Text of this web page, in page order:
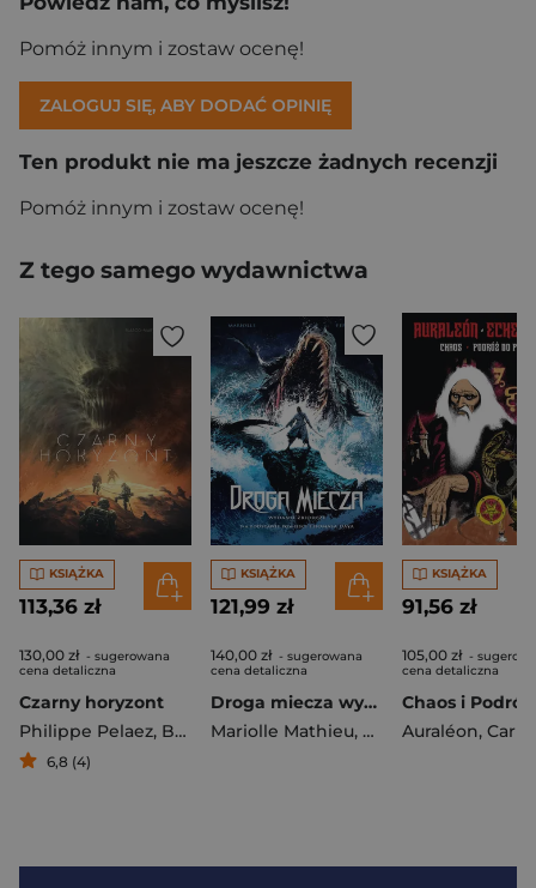
Pomóż innym i zostaw ocenę!
ZALOGUJ SIĘ, ABY DODAĆ OPINIĘ
Ten produkt nie ma jeszcze żadnych recenzji
Pomóż innym i zostaw ocenę!
Z tego samego wydawnictwa
KSIĄŻKA
113,36 zł
130,00 zł - sugerowana
cena detaliczna
Czarny horyzont
Philippe Pelaez, Benjamin Blasco-Martinez
6,8 (4)
KSIĄŻKA
121,99 zł
140,00 zł - sugerowana
cena detaliczna
Droga miecza wyd. zbiorcze
Mariolle Mathieu, Ferniani Federico
KSIĄŻKA
91,56 zł
105,00 zł -
cena detaliczna
Auraléon, Carlos